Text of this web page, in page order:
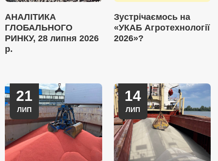
АНАЛІТИКА
ГЛОБАЛЬНОГО
РИНКУ, 28 липня 2026
р.
Зустрічаємось на
«УКАБ Агротехнології
2026»?
21
ЛИП
14
ЛИП